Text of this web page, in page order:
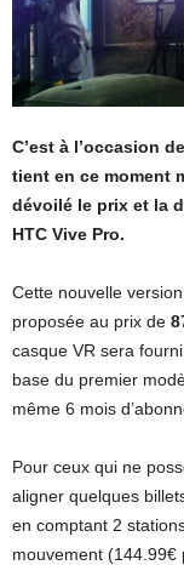
C’est à l’occasion
tient en ce moment
dévoilé le prix et la
HTC Vive Pro.
Cette nouvelle
proposée au prix de
casque VR sera
base du premier
même 6 mois
Pour ceux qui ne
aligner quelques
en comptant 2
mouvement (144.99€